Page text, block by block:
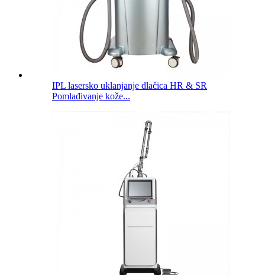
IPL lasersko uklanjanje dlačica HR & SR
Pomlađivanje kože...